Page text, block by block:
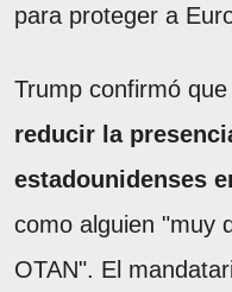
para proteger a
Trump confirmó que
reducir la
estadounidenses
como alguien "muy
OTAN". El